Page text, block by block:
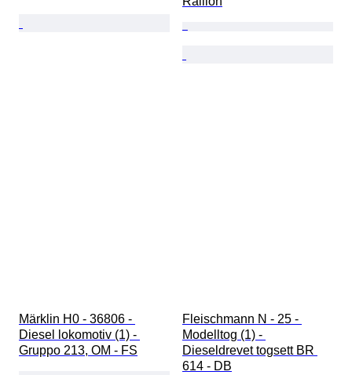
Märklin H0 - 36806 -
Diesel lokomotiv (1) -
Gruppo 213, OM - FS
Fleischmann N - 25 -
Modelltog (1) -
Dieseldrevet togsett BR
614 - DB